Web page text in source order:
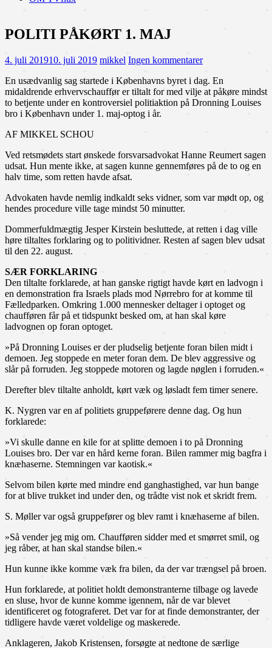
POLITI PÅKØRT 1. MAJ
4. juli 201910. juli 2019 mikkel Ingen kommentarer
En usædvanlig sag startede i Københavns byret i dag. En
midaldrende erhvervschauffør er tiltalt for med vilje at påkøre mindst
to betjente under en kontroversiel politiaktion på Dronning Louises
bro i København under 1. maj-optog i år.
AF MIKKEL SCHOU
Ved retsmødets start ønskede forsvarsadvokat Hanne Reumert sagen
udsat. Hun mente ikke, at sagen kunne gennemføres på de to og en
halv time, som retten havde afsat.
Advokaten havde nemlig indkaldt seks vidner, som var mødt op, og
hendes procedure ville tage mindst 50 minutter.
Dommerfuldmægtig Jesper Kirstein besluttede, at retten i dag ville
høre tiltaltes forklaring og to politividner. Resten af sagen blev udsat
til den 22. august.
SÆR FORKLARING
Den tiltalte forklarede, at han ganske rigtigt havde kørt en ladvogn i
en demonstration fra Israels plads mod Nørrebro for at komme til
Fælledparken. Omkring 1.000 mennesker deltager i optoget og
chaufføren får på et tidspunkt besked om, at han skal køre
ladvognen op foran optoget.
»På Dronning Louises er der pludselig betjente foran bilen midt i
demoen. Jeg stoppede en meter foran dem. De blev aggressive og
slår på forruden. Jeg stoppede motoren og lagde nøglen i forruden.«
Derefter blev tiltalte anholdt, kørt væk og løsladt fem timer senere.
K. Nygren var en af politiets gruppeførere denne dag. Og hun
forklarede:
»Vi skulle danne en kile for at splitte demoen i to på Dronning
Louises bro. Der var en hård kerne foran. Bilen rammer mig bagfra i
knæhaserne. Stemningen var kaotisk.«
Selvom bilen kørte med mindre end ganghastighed, var hun bange
for at blive trukket ind under den, og trådte vist nok et skridt frem.
S. Møller var også gruppefører og blev ramt i knæhaserne af bilen.
»Så vender jeg mig om. Chaufføren sidder med et smørret smil, og
jeg råber, at han skal standse bilen.«
Hun kunne ikke komme væk fra bilen, da der var trængsel på broen.
Hun forklarede, at politiet holdt demonstranterne tilbage og lavede
en sluse, hvor de kunne komme igennem, når de var blevet
identificeret og fotograferet. Det var for at finde demonstranter, der
tidligere havde været voldelige og maskerede.
Anklageren, Jakob Kristensen, forsøgte at nedtone de særlige